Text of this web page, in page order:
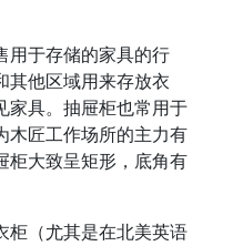
用于存储的家具的行
其他区域用来存放衣
家具。抽屉柜也常用于
木匠工作场所的主力有
柜大致呈矩形，底角有
柜（尤其是在北美英语